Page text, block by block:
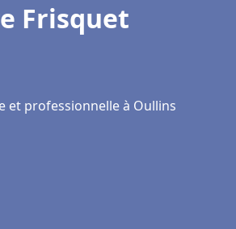
Frisquet
et professionnelle à Oullins